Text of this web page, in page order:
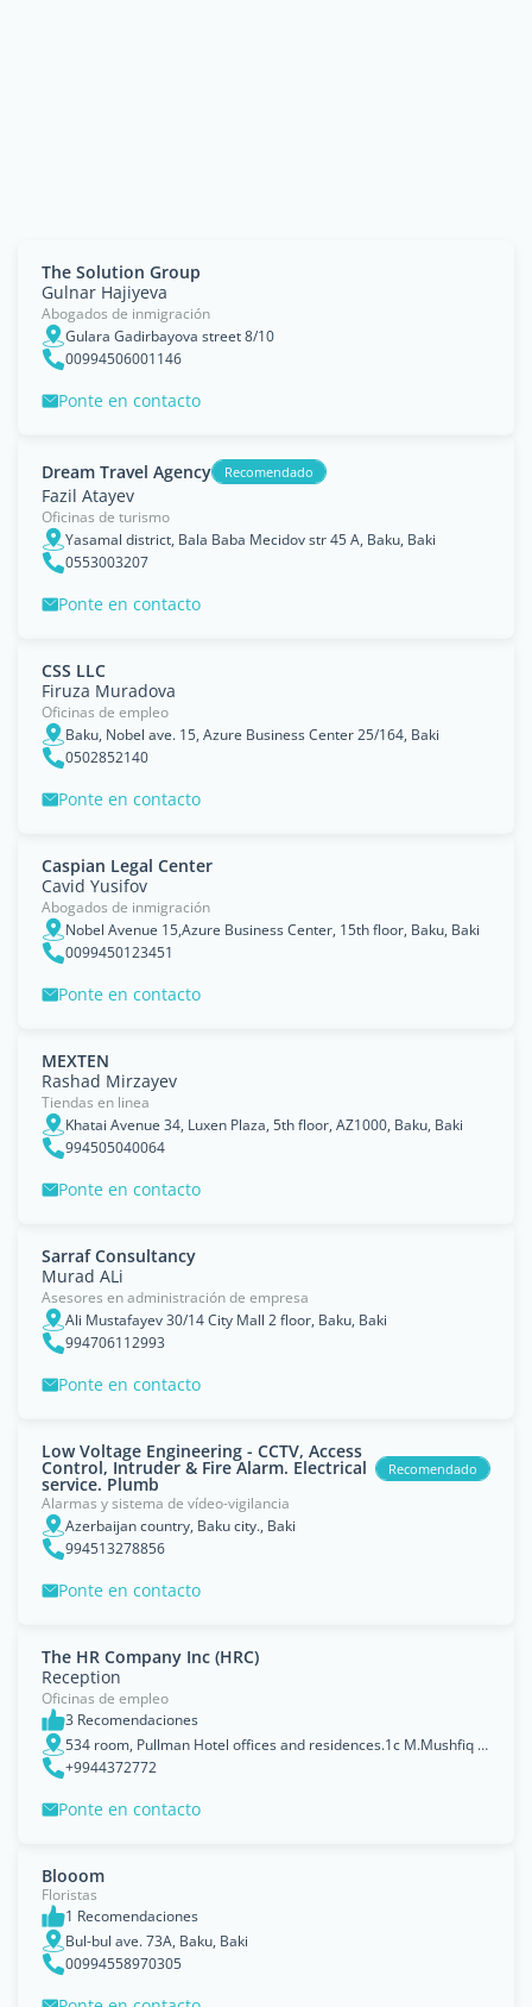
The Solution Group
Gulnar Hajiyeva
Abogados de inmigración
Gulara Gadirbayova street 8/10
00994506001146
Ponte en contacto
Dream Travel Agency Recomendado
Fazil Atayev
Oficinas de turismo
Yasamal district, Bala Baba Mecidov str 45 A, Baku, Baki
0553003207
Ponte en contacto
CSS LLC
Firuza Muradova
Oficinas de empleo
Baku, Nobel ave. 15, Azure Business Center 25∕164, Baki
0502852140
Ponte en contacto
Caspian Legal Center
Cavid Yusifov
Abogados de inmigración
Nobel Avenue 15,Azure Business Center, 15th floor, Baku, Baki
0099450123451
Ponte en contacto
MEXTEN
Rashad Mirzayev
Tiendas en linea
Khatai Avenue 34, Luxen Plaza, 5th floor, AZ1000, Baku, Baki
994505040064
Ponte en contacto
Sarraf Consultancy
Murad ALi
Asesores en administración de empresa
Ali Mustafayev 30/14 City Mall 2 floor, Baku, Baki
994706112993
Ponte en contacto
Low Voltage Engineering - CCTV, Access
Control, Intruder & Fire Alarm. Electrical
service. Plumb
Recomendado
Alarmas y sistema de vídeo-vigilancia
Azerbaijan country, Baku city., Baki
994513278856
Ponte en contacto
The HR Company Inc (HRC)
Reception
Oficinas de empleo
3 Recomendaciones
534 room, Pullman Hotel offices and residences.1c M.Mushfiq str, Badamdar settlement, AZ1006, Baku, Baki
+9944372772
Ponte en contacto
Blooom
Floristas
1 Recomendaciones
Bul-bul ave. 73A, Baku, Baki
00994558970305